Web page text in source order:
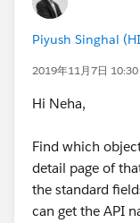
Piyush Singhal
2019年11月7日 10:30
Hi Neha,
Find which
detail page of
the standard
can get the API